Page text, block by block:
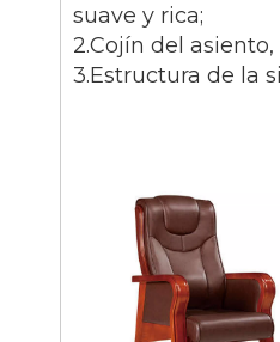
suave y rica;
2.Cojín del
3.Estructura de la